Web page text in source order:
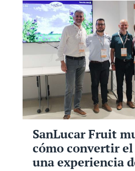
SanLucar Fruit
cómo convertir el
una experiencia